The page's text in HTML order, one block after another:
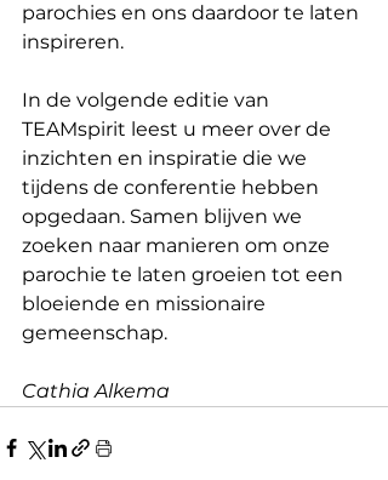
parochies en ons daardoor te laten
inspireren.
In de volgende editie van
TEAMspirit leest u meer over de
inzichten en inspiratie die we
tijdens de conferentie hebben
opgedaan. Samen blijven we
zoeken naar manieren om onze
parochie te laten groeien tot een
bloeiende en missionaire
gemeenschap.
Cathia Alkema